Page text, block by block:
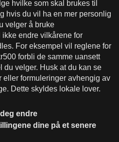
hvilke som skal brukes til
hvis du vil ha en mer personlig
velger å bruke
endre vilkårene for
For eksempel vil reglene for
forbli de samme uansett
du velger. Husk at du kan se
eller formuleringer avhengig av
Dette skyldes lokale lover.
endre
dine på et senere